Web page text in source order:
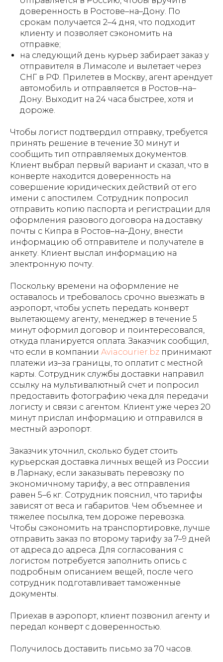
доверенность в Ростове–на–Дону. По
срокам получается 2–4 дня, что подходит
клиенту и позволяет сэкономить на
отправке;
на следующий день курьер забирает заказ у
отправителя в Лимасоле и вылетает через
СНГ в РФ. Прилетев в Москву, агент арендует
автомобиль и отправляется в Ростов–на–
Дону. Выходит на 24 часа быстрее, хотя и
дороже.
Чтобы логист подтвердил отправку, требуется
принять решение в течение 30 минут и
сообщить тип отправляемых документов.
Клиент выбрал первый вариант и сказал, что в
конверте находится доверенность на
совершение юридических действий от его
имени с апостилем. Сотрудник попросил
отправить копию паспорта и регистрации для
оформления разового договора на доставку
почты с Кипра в Ростов–на–Дону, внести
информацию об отправителе и получателе в
анкету. Клиент выслал информацию на
электронную почту.
Поскольку времени на оформление не
оставалось и требовалось срочно выезжать в
аэропорт, чтобы успеть передать конверт
вылетающему агенту, менеджер в течение 5
минут оформил договор и поинтересовался,
откуда планируется оплата. Заказчик сообщил,
что если в компании Aviacourier.bz принимают
платежи из–за границы, то оплатит с местной
карты. Сотрудник службы доставки направил
ссылку на мультивалютный счет и попросил
предоставить фотографию чека для передачи
логисту и связи с агентом. Клиент уже через 20
минут прислал информацию и отправился в
местный аэропорт.
Заказчик уточнил, сколько будет стоить
курьерская доставка личных вещей из России
в Ларнаку, если заказывать перевозку по
экономичному тарифу, а вес отправления
равен 5–6 кг. Сотрудник пояснил, что тарифы
зависят от веса и габаритов. Чем объемнее и
тяжелее посылка, тем дороже перевозка.
Чтобы сэкономить на транспортировке, лучше
отправить заказ по второму тарифу за 7–9 дней
от адреса до адреса. Для согласования с
логистом потребуется заполнить опись с
подробным описанием вещей, после чего
сотрудник подготавливает таможенные
документы.
Приехав в аэропорт, клиент позвонил агенту и
передал конверт с доверенностью.
Получилось доставить письмо за 70 часов.